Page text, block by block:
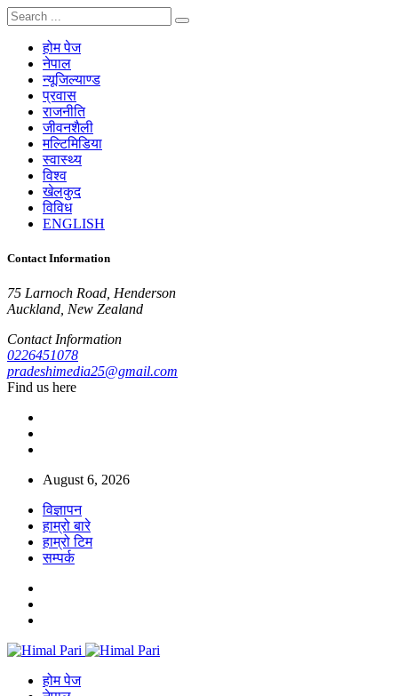
होम पेज
नेपाल
न्यूजिल्याण्ड
प्रवास
राजनीति
जीवनशैली
मल्टिमिडिया
स्वास्थ्य
विश्व
खेलकुद
विविध
ENGLISH
Contact Information
75 Larnoch Road, Henderson
Auckland, New Zealand
Contact Information
0226451078
pradeshimedia25@gmail.com
Find us here
August 6, 2026
विज्ञापन
हाम्रो बारे
हाम्रो टिम
सम्पर्क
होम पेज